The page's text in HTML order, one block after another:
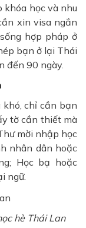
khóa học và nhu
xin visa ngắn
hợp pháp ở
bạn ở lại Thái
đến 90 ngày.
khó, chỉ cần bạn
tờ cần thiết mà
mời nhập học
nhân dân hoặc
Học bạ hoặc
ngữ.
hè Thái Lan